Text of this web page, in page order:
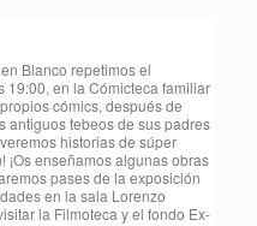
Blanco repetimos el
en la Cómicteca familiar
cómics, después de
antiguos tebeos de sus padres
historias de súper
¡Os enseñamos algunas obras
pases de la exposición
en la sala Lorenzo
la Filmoteca y el fondo Ex-